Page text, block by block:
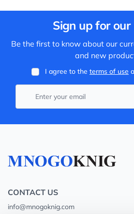
Sign up for our
Be the first to know about our
and new
I agree to the terms of use
CONTACT US
info@mnogoknig.com